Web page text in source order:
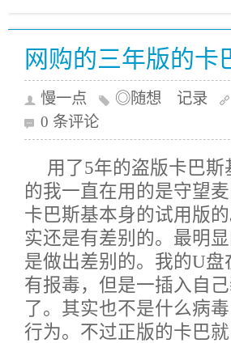
网购的三年版的卡
慢一点 ◎随想 记录
0 条评论
用了5年的盗版卡巴
的我一直在用的是守望
卡巴斯基本身的试用版
实还是有差别的。最明
是做出差别的。我的U
有报毒，但是一插入自
了。其实也不是什么病
行为。不过正版的卡巴